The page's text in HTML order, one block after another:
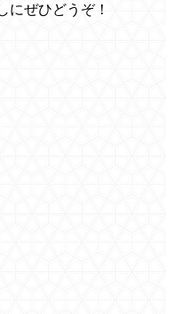
にぜひどうぞ！